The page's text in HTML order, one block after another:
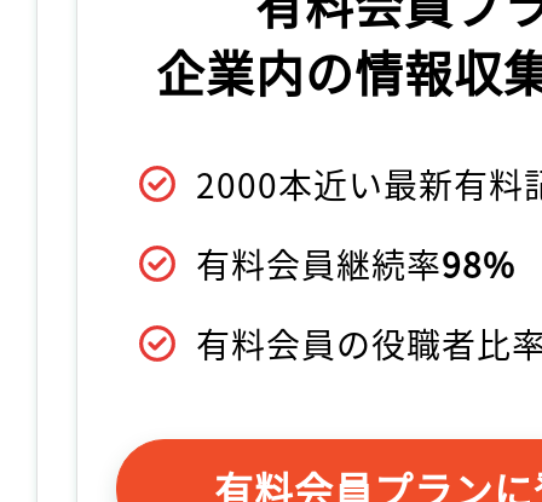
企業内の情報収
2000本近い最新有料
有料会員継続率98%
有料会員の役職者比
有料会員プラン